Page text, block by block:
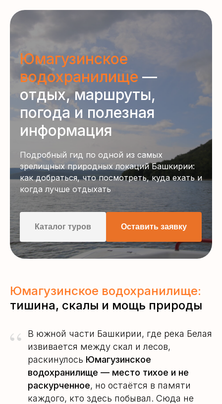
Юмагузинское
водохранилище —
отдых, маршруты,
погода и полезная
информация
Подробный гид по одной из самых
зрелищных природных локаций Башкирии:
как добраться, что посмотреть, куда ехать и
когда лучше отдыхать
Каталог туров Оставить заявку
Юмагузинское водохранилище:
тишина, скалы и мощь природы
“
В южной части Башкирии, где река Белая
извивается между скал и лесов,
раскинулось Юмагузинское
водохранилище — место тихое и не
раскурченное, но остаётся в памяти
каждого, кто здесь побывал. Сюда не